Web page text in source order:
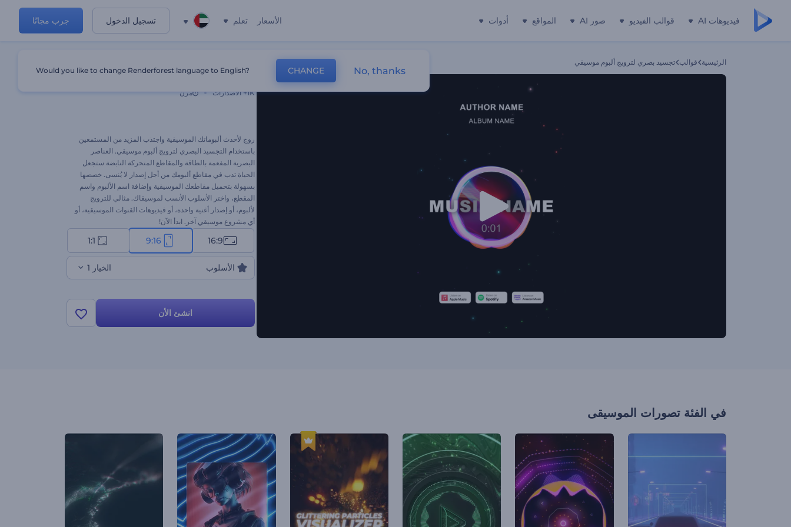
فيديوهات AI قوالب الفيديو صور AI المواقع أدوات الأسعار تعلم تسجيل الدخول جرب مجانًا
الرئيسية قوالب تجسيد بصري لترويج ألبوم موسيقي
1K+ الاصدارات مرن
روج لأحدث ألبوماتك الموسيقية واجتذب المزيد من المستمعين
باستخدام التجسيد البصري لترويج ألبوم موسيقي. العناصر
البصرية المفعمة بالطاقة والمقاطع المتحركة النابضة ستجعل
الحياة تدب في مقاطع ألبومك من أجل إصدار لا يُنسى. خصصها
بسهولة بتحميل مقاطعك الموسيقية وإضافة اسم الألبوم واسم
المقطع، واختر الأسلوب الأنسب لموسيقاك. مثالي للترويج
لألبوم، أو إصدار أغنية واحدة، أو فيديوهات القنوات الموسيقية، أو
أي مشروع موسيقي آخر. ابدأ الآن!
16:9
9:16
1:1
الأسلوب الخيار 1
انشئ الأن
في الفئة تصورات الموسيقى
Would you like to change Renderforest language to English? CHANGE No, thanks